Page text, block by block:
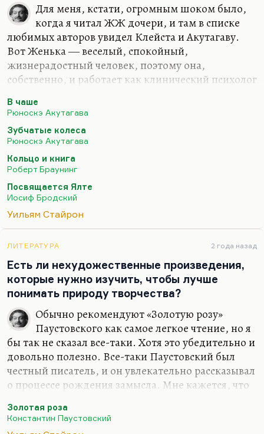
Для меня, кстати, огромным шоком было,
когда я читал ЖЖ дочери, и там в списке
любимых авторов увидел Клейста и Акутагаву.
Вот Женька ― веселый, спокойный,
жизнерадостный человек, поэтому она,
собственно, и работает как клинический психолог
но в ее присутствии как-то утихомириваются.
Аутисты всякие, дети, у которых проблемы с
алексией или аграфией. И вот они ее слушаются.
И вдруг у нее два таких депрессивных автора в
любимцам. Видимо, действительно Акутагава
несет в себе какую-то очень существенную
психотерапевтическую функцию. Потому что как
бы он там побывал до нас ― в отчаянии, в самой
глубокой депрессии. Он же такой японский
В чаше
Рюноскэ Акутагава
Зубчатые колеса
Рюноскэ Акутагава
Кольцо и книга
Роберт Браунинг
Посвящается Ялте
Иосиф Бродский
Уильям Стайрон
ЛИТЕРАТУРА 2 года назад
Есть ли нехудожественные произведения,
которые нужно изучить, чтобы лучше
понимать природу творчества?
Обычно рекомендуют «Золотую розу»
Паустовского как самое легкое чтение, но я
бы так не сказал все-таки. Хотя это убедительно и
довольно полезно. Все-таки Паустовский был
честный писатель, и он увлекательно рассказывал
о процессе рождения замысла. Мне кажется, что
теленок с дубом» — как формируется
мировоззрение, и вот эти «ловимые» дни, когда
Золотая роза
Константин Паустовский